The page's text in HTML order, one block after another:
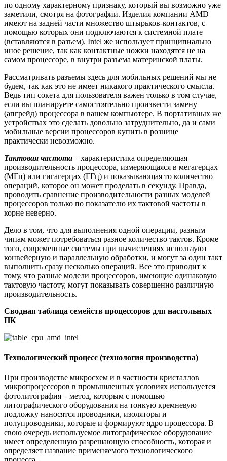
по одному характерному признаку, который вы возможно уже
заметили, смотря на фотографии. Изделия компании AMD
имеют на задней части множество штырьков-контактов, с
помощью которых они подключаются к системной плате
(вставляются в разъем). Intel же использует принципиально
иное решение, так как контактные ножки находятся не на
самом процессоре, в внутри разъема материнской платы.
Рассматривать разъемы здесь для мобильных решений мы не
будем, так как это не имеет никакого практического смысла.
Ведь тип сокета для пользователя важен только в том случае,
если вы планируете самостоятельно произвести замену
(апгрейд) процессора в вашем компьютере. В портативных же
устройствах это сделать довольно затруднительно, да и сами
мобильные версии процессоров купить в рознице
практически невозможно.
Тактовая частота – характеристика определяющая
производительность процессора, измеряющаяся в мегагерцах
(МГц) или гигагерцах (ГГц) и показывающая то количество
операций, которое он может проделать в секунду. Правда,
проводить сравнение производительности разных моделей
процессоров только по показателю их тактовой частоты в
корне неверно.
Дело в том, что для выполнения одной операции, разным
чипам может потребоваться разное количество тактов. Кроме
того, современные системы при вычислениях используют
конвейерную и параллельную обработки, и могут за один такт
выполнить сразу несколько операций. Все это приводит к
тому, что разные модели процессоров, имеющие одинаковую
тактовую частоту, могут показывать совершенно различную
производительность.
Сводная таблица семейств процессоров для настольных
ПК
Технологический процесс (технология производства)
При производстве микросхем и в частности кристаллов
микропроцессоров в промышленных условиях используется
фотолитография – метод, которым с помощью
литографического оборудования на тонкую кремневую
подложку наносятся проводники, изоляторы и
полупроводники, которые и формируют ядро процессора. В
свою очередь используемое литографическое оборудование
имеет определенную разрешающую способность, которая и
определяет название применяемого технологического